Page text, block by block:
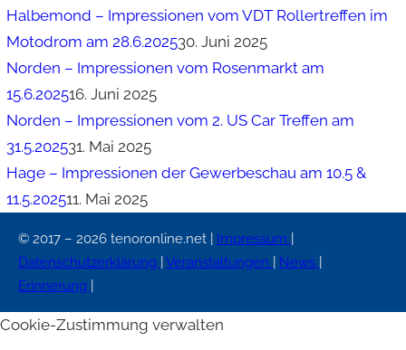
Halbemond – Impressionen vom VDT Rollertreffen im
Motodrom am 28.6.202530. Juni 2025
Norden – Impressionen vom Rosenmarkt am
15.6.202516. Juni 2025
Norden – Impressionen vom 2. US Car Treffen am
31.5.202531. Mai 2025
Hage – Impressionen der Gewerbeschau am 10.5 &
11.5.202511. Mai 2025
© 2017 – 2026 tenoronline.net | Impressum
Datenschutzerklärung
Veranstaltungen News
Erinnerung
Cookie-Zustimmung verwalten